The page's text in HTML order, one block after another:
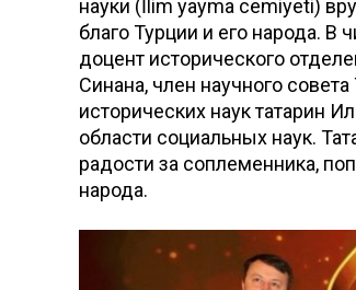
науки (İlim yayma cemiyeti)
благо Турции и его народа. В
доцент исторического
Синана, член научного
исторических наук татарин
области социальных наук.
радости за соплеменника,
народа.